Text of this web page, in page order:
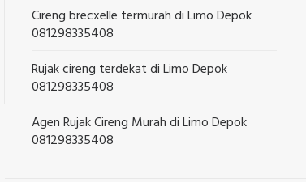
Cireng brecxelle termurah di Limo Depok
081298335408
Rujak cireng terdekat di Limo Depok
081298335408
Agen Rujak Cireng Murah di Limo Depok
081298335408